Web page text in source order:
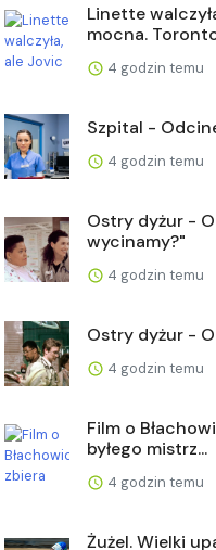
Linette
mocna.
4 godzin temu
Szpital -
4 godzin temu
Ostry dyżur -
wycinamy?"
4 godzin temu
Ostry dyżur -
4 godzin temu
Film o
byłego mistrz...
4 godzin temu
Żużel. Wielki